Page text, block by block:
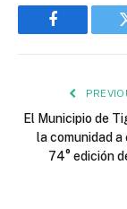
Facebook
El Municipio de
la comunidad
74° edición